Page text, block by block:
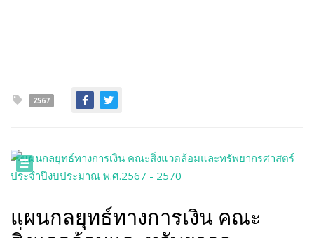
2567
แผนกลยุทธ์ทางการเงิน คณะ